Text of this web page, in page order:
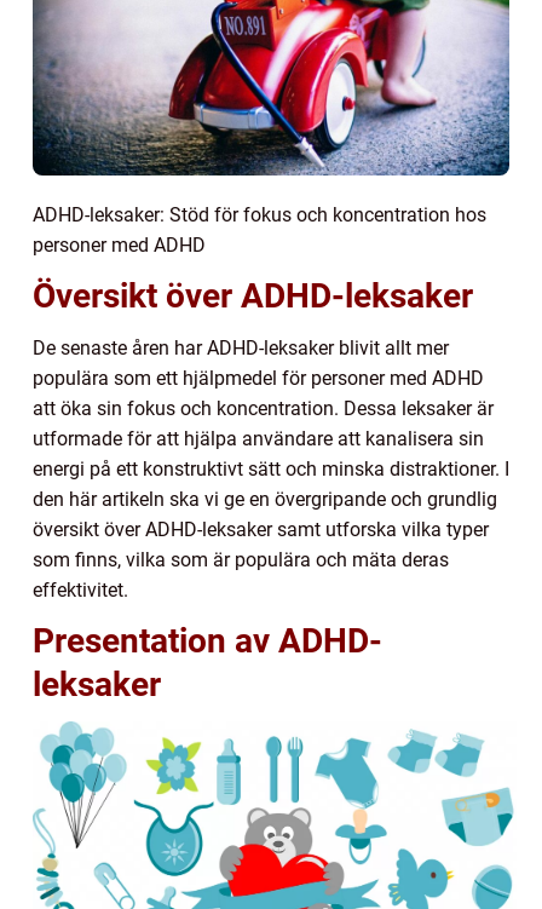
ADHD-leksaker: Stöd för fokus och koncentration hos
personer med ADHD
Översikt över ADHD-leksaker
De senaste åren har ADHD-leksaker blivit allt mer
populära som ett hjälpmedel för personer med ADHD
att öka sin fokus och koncentration. Dessa leksaker är
utformade för att hjälpa användare att kanalisera sin
energi på ett konstruktivt sätt och minska distraktioner. I
den här artikeln ska vi ge en övergripande och grundlig
översikt över ADHD-leksaker samt utforska vilka typer
som finns, vilka som är populära och mäta deras
effektivitet.
Presentation av ADHD-
leksaker